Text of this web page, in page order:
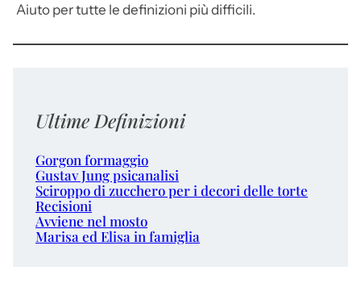
Aiuto per tutte le definizioni più difficili.
Ultime Definizioni
Gorgon formaggio
Gustav Jung psicanalisi
Sciroppo di zucchero per i decori delle torte
Recisioni
Avviene nel mosto
Marisa ed Elisa in famiglia